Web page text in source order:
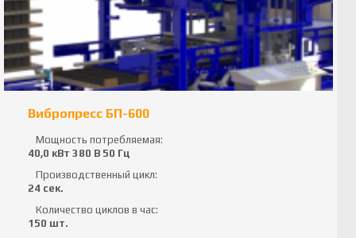
Вибропресс БП-600
Мощность потребляемая:
40,0 кВт 380 В 50 Гц
Производственный цикл:
24 сек.
Количество циклов в час:
150 шт.